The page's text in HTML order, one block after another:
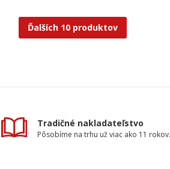
Ďalších 10 produktov
Tradičné nakladateľstvo
Pôsobíme na trhu už viac ako 11 rokov.